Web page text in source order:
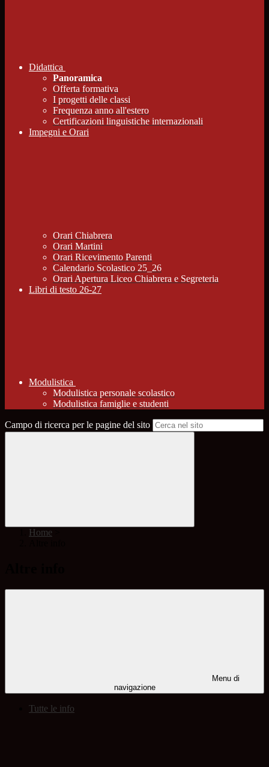
Didattica
Panoramica
Offerta formativa
I progetti delle classi
Frequenza anno all'estero
Certificazioni linguistiche internazionali
Impegni e Orari
Orari Chiabrera
Orari Martini
Orari Ricevimento Parenti
Calendario Scolastico 25_26
Orari Apertura Liceo Chiabrera e Segreteria
Libri di testo 26-27
Modulistica
Modulistica personale scolastico
Modulistica famiglie e studenti
Campo di ricerca per le pagine del sito
Home
Menu di
navigazione
Tutte le info